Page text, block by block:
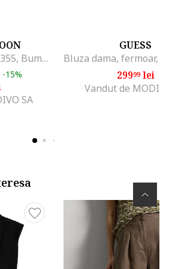
Bluza dama, 304604355, Bumbac, Bej, Bej
-15%
SA
GUESS
29999lei
Vandut de